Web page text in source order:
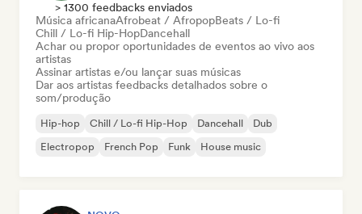
> 1300 feedbacks enviados
Música africanaAfrobeat / AfropopBeats / Lo-fi
Chill / Lo-fi Hip-HopDancehall
Achar ou propor oportunidades de eventos ao vivo aos
artistas
Assinar artistas e/ou lançar suas músicas
Dar aos artistas feedbacks detalhados sobre o
som/produção
Hip-hop Chill / Lo-fi Hip-Hop Dancehall
Dub
Electropop
French Pop Funk House music